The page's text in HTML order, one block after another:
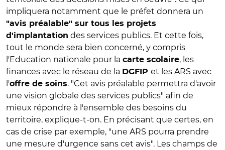
impliquera notamment que le préfet donnera un
"avis préalable" sur tous les projets
d'implantation des services publics. Et cette fois,
tout le monde sera bien concerné, y compris
l'Education nationale pour la carte scolaire, les
finances avec le réseau de la DGFIP et les ARS avec
l'offre de soins. "Cet avis préalable permettra d'avoir
une vision globale des services publics" afin de
mieux répondre à l'ensemble des besoins du
territoire, explique-t-on. En précisant que certes, en
cas de crise par exemple, "une ARS pourra prendre
une mesure d'urgence sans cet avis". Les champs de